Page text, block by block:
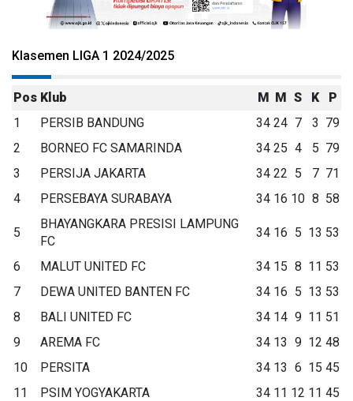
Klasemen LIGA 1 2024/2025
Pos Klub M M S K
P
1
PERSIB BANDUNG 34 24 7 3 79
2
BORNEO FC SAMARINDA 34 25 4 5 79
3
PERSIJA JAKARTA 34 22 5 7 71
4
PERSEBAYA SURABAYA 34 16 10 8 58
5
BHAYANGKARA PRESISI LAMPUNG
FC
34 16 5 13 53
6 MALUT UNITED FC 34 15 8 11 53
7
DEWA UNITED BANTEN FC 34 16 5 13 53
8
BALI UNITED FC 34 14 9 11 51
9
AREMA FC 34 13 9 12 48
10
PERSITA 34 13 6 15 45
11
PSIM YOGYAKARTA 34 11 12 11 45